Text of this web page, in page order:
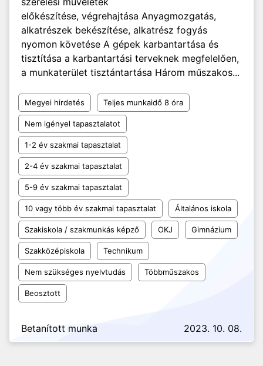
előkészítése, végrehajtása Anyagmozgatás,
alkatrészek bekészítése, alkatrész fogyás
nyomon követése A gépek karbantartása és
tisztítása a karbantartási terveknek megfelelően,
a munkaterület tisztántartása Három műszakos...
Megyei hirdetés Teljes munkaidő 8 óra
Nem igényel tapasztalatot
1-2 év szakmai tapasztalat
2-4 év szakmai tapasztalat
5-9 év szakmai tapasztalat
10 vagy több év szakmai tapasztalat Általános iskola
Szakiskola / szakmunkás képző OKJ Gimnázium
Szakközépiskola Technikum
Nem szükséges nyelvtudás Többműszakos
Beosztott
Betanított munka 2023. 10. 08.